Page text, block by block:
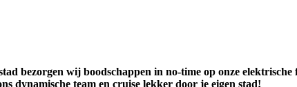
bezorgen wij boodschappen in no-time op onze
dynamische team en cruise lekker door je eigen stad!